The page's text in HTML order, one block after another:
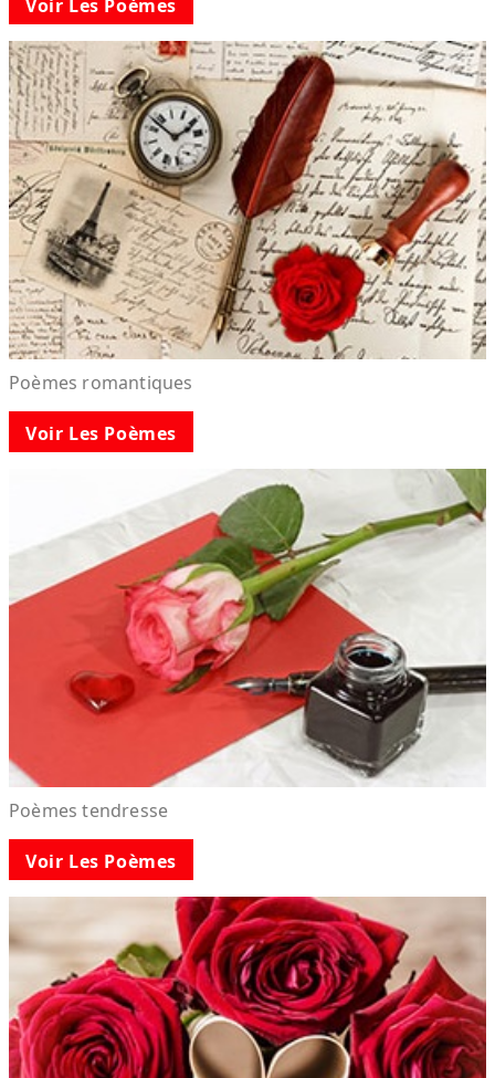
Voir Les Poèmes
Poèmes romantiques
Voir Les Poèmes
Poèmes tendresse
Voir Les Poèmes